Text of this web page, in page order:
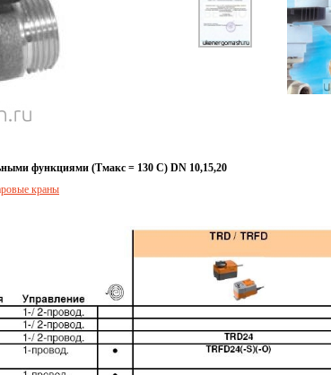
функциями (Тмакс = 130 С) DN 10,15,20
краны